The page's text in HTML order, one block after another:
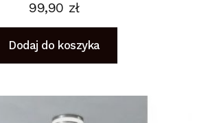
99,90 zł
Dodaj do koszyka